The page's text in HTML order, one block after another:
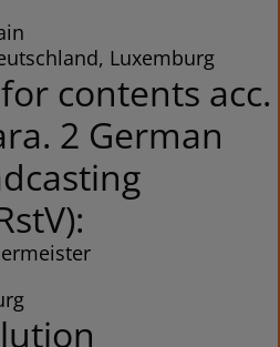
Luxemburg
contents acc.
2 German